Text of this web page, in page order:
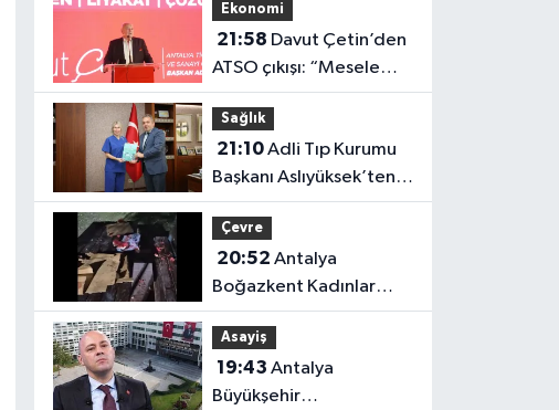
Ekonomi
21:58
ATSO çıkışı: “Mesele
Antalya’nın geleceği”
Sağlık
21:10Adli Tıp Kurumu
Başkanı Aslıyüksek’ten
Antalya’da önemli
ziyaret
Çevre
20:52
Boğazkent Kadınlar
Plajı’nda bırakılan çöpler
tepki çekti
Asayiş
19:43
Büyükşehir